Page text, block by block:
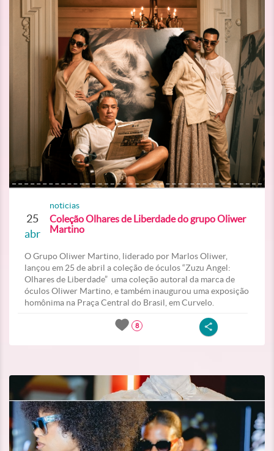
25
abr
noticias
Coleção Olhares de Liberdade do grupo Oliwer
Martino
O Grupo Oliwer Martino, liderado por Marlos Oliwer,
lançou em 25 de abril a coleção de óculos “Zuzu Angel:
Olhares de Liberdade” uma coleção autoral da marca de
óculos Oliwer Martino, e também inaugurou uma exposição
homônima na Praça Central do Brasil, em Curvelo.
8